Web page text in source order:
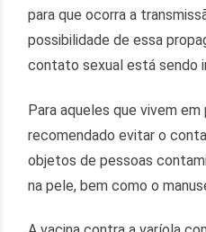
para que ocorra a
possibilidade de essa
contato sexual está sendo
Para aqueles que vivem
recomendado evitar o
objetos de pessoas
na pele, bem como o